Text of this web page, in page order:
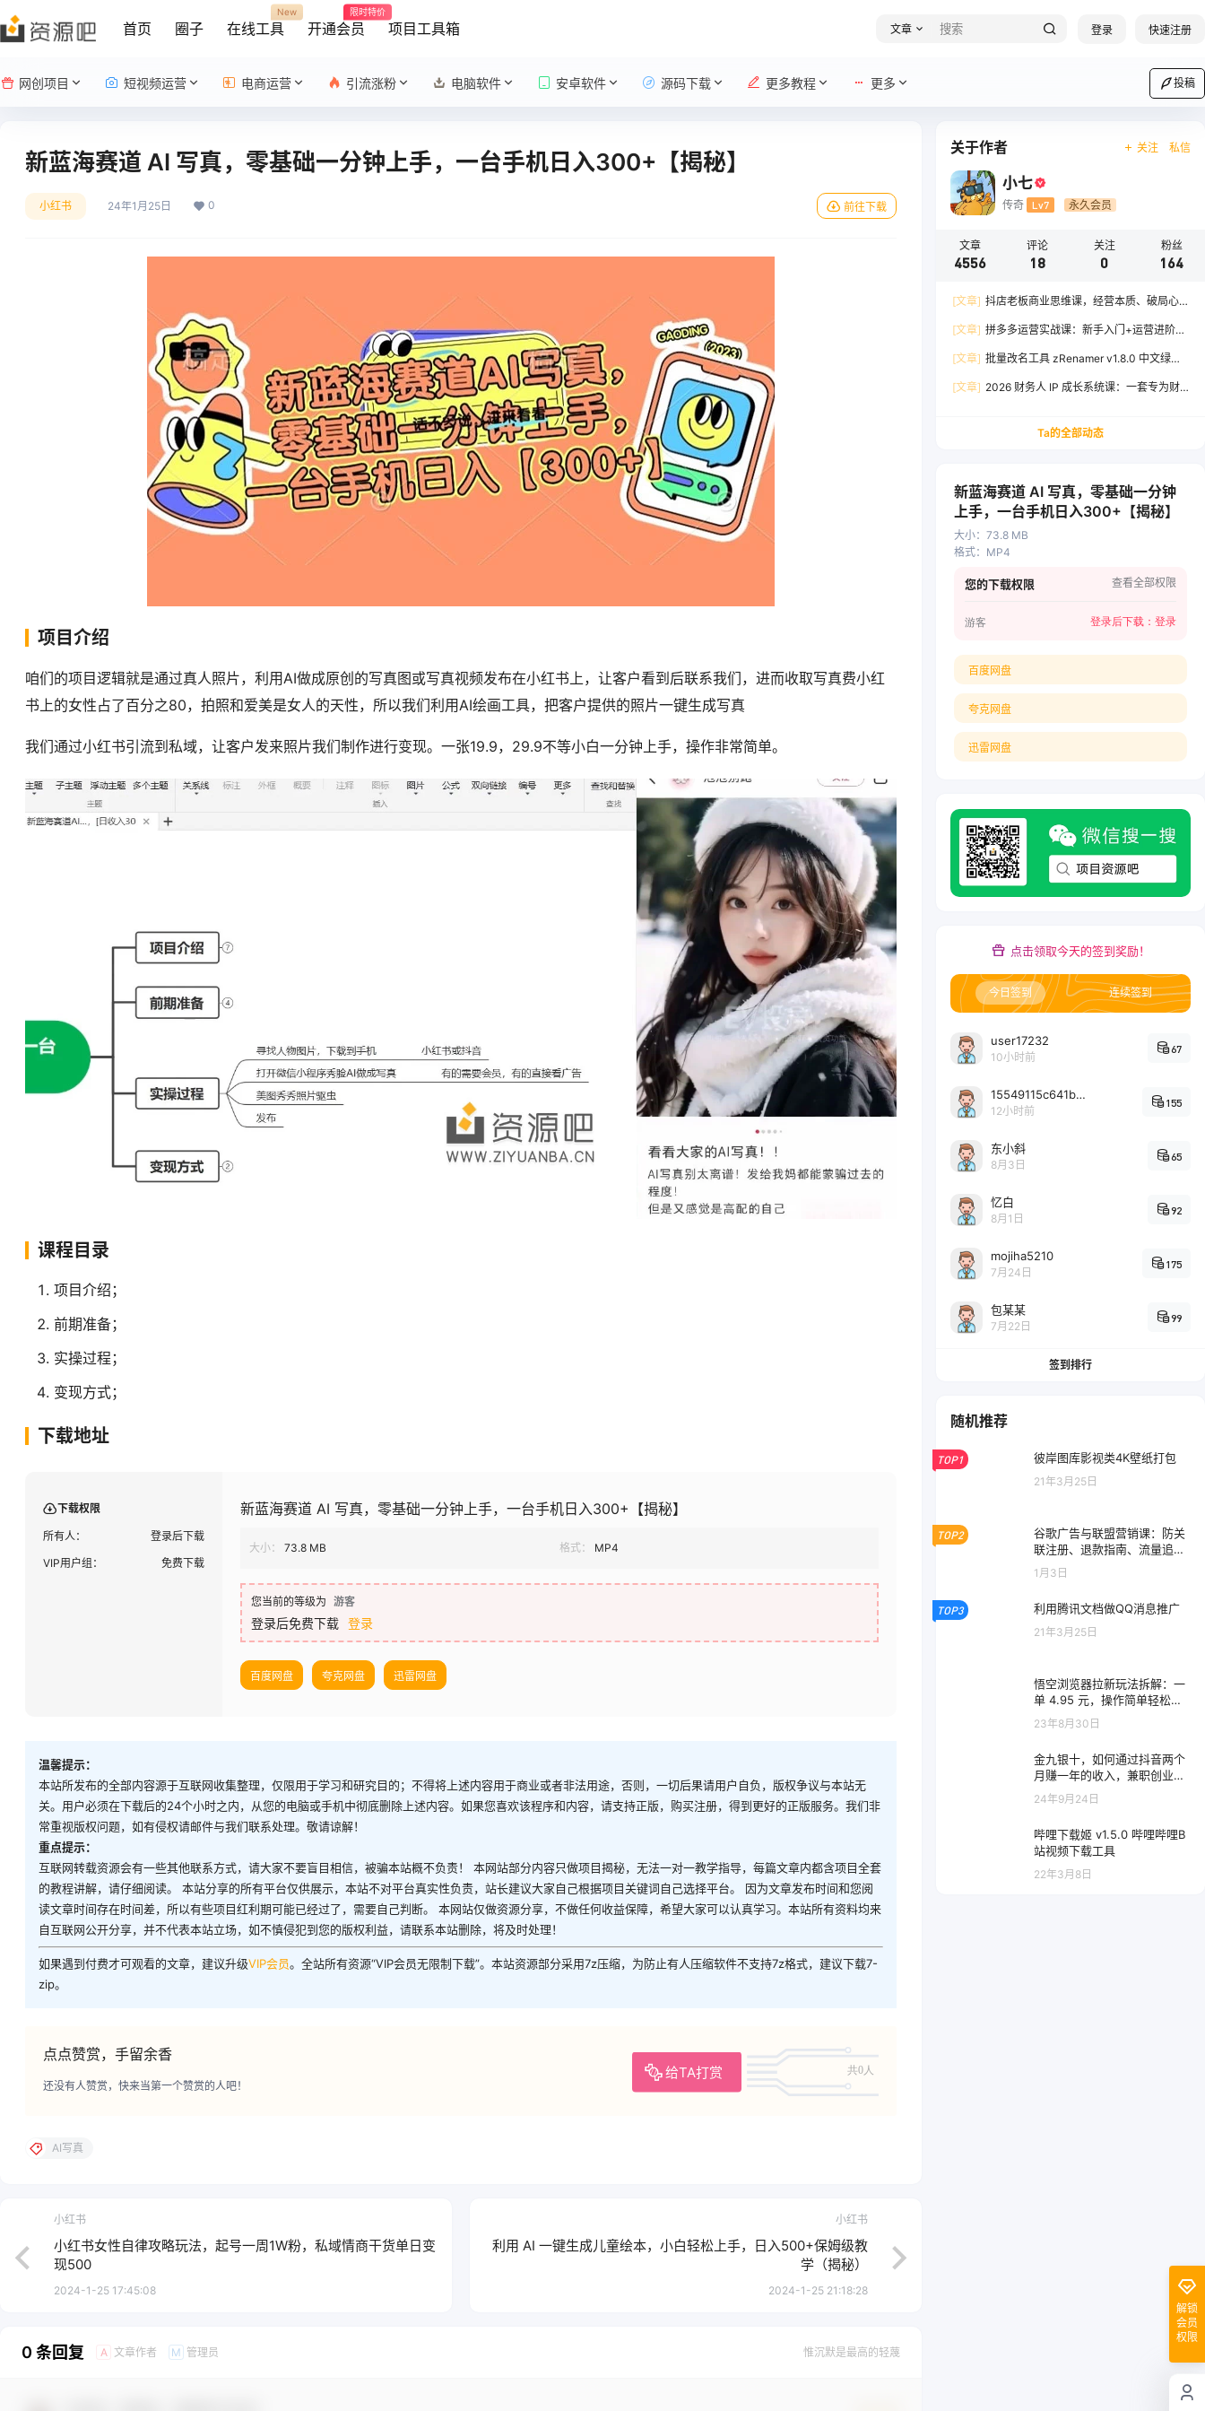
首页 圈子 在线工具
New
开通会员
限时特价
项目工具箱 文章 登录 快速注册
网创项目 短视频运营 电商运营 引流涨粉 电脑软件 安卓软件 源码下载 更多教程 更多 投稿
新蓝海赛道 AI 写真，零基础一分钟上手，一台手机日入300+【揭秘】
小红书 24年1月25日 0 前往下载
项目介绍
咱们的项目逻辑就是通过真人照片，利用AI做成原创的写真图或写真视频发布在小红书上，让客户看到后联系我们，进而收取写真费小红
书上的女性占了百分之80，拍照和爱美是女人的天性，所以我们利用AI绘画工具，把客户提供的照片一键生成写真
我们通过小红书引流到私域，让客户发来照片我们制作进行变现。一张19.9，29.9不等小白一分钟上手，操作非常简单。
课程目录
项目介绍；
前期准备；
实操过程；
变现方式；
下载地址
下载权限
所有人：
登录后下载
VIP用户组：
免费下载
新蓝海赛道 AI 写真，零基础一分钟上手，一台手机日入300+【揭秘】
大小： 73.8 MB 格式： MP4
您当前的等级为 游客
登录后免费下载 登录
百度网盘 夸克网盘 迅雷网盘
温馨提示：
本站所发布的全部内容源于互联网收集整理，仅限用于学习和研究目的；不得将上述内容用于商业或者非法用途，否则，一切后果请用户自负，版权争议与本站无
关。用户必须在下载后的24个小时之内，从您的电脑或手机中彻底删除上述内容。如果您喜欢该程序和内容，请支持正版，购买注册，得到更好的正版服务。我们非
常重视版权问题，如有侵权请邮件与我们联系处理。敬请谅解！
重点提示：
互联网转载资源会有一些其他联系方式，请大家不要盲目相信，被骗本站概不负责！ 本网站部分内容只做项目揭秘，无法一对一教学指导，每篇文章内都含项目全套
的教程讲解，请仔细阅读。 本站分享的所有平台仅供展示，本站不对平台真实性负责，站长建议大家自己根据项目关键词自己选择平台。 因为文章发布时间和您阅
读文章时间存在时间差，所以有些项目红利期可能已经过了，需要自己判断。 本网站仅做资源分享，不做任何收益保障，希望大家可以认真学习。本站所有资料均来
自互联网公开分享，并不代表本站立场，如不慎侵犯到您的版权利益，请联系本站删除，将及时处理！
如果遇到付费才可观看的文章，建议升级VIP会员。全站所有资源“VIP会员无限制下载”。本站资源部分采用7z压缩，为防止有人压缩软件不支持7z格式，建议下载7-
zip。
点点赞赏，手留余香
给TA打赏 共0人
还没有人赞赏，快来当第一个赞赏的人吧！
AI写真
小红书
小红书女性自律攻略玩法，起号一周1W粉，私域情商干货单日变
现500
2024-1-25 17:45:08
小红书
利用 AI 一键生成儿童绘本，小白轻松上手，日入500+保姆级教
学（揭秘）
2024-1-25 21:18:28
0 条回复 A 文章作者 M 管理员 惟沉默是最高的轻蔑
关于作者 关注 私信
小七
传奇 Lv7 永久会员
文章
4556
评论
18
关注
0
粉丝
164
[文章] 抖店老板商业思维课，经营本质、破局心
增
[文章] 拼多多运营实战课：新手入门+运营进阶、
出百单
[文章] 批量改名工具 zRenamer v1.8.0 中文绿色
[文章] 2026 财务人 IP 成长系统课：一套专为财
Ta的全部动态
新蓝海赛道 AI 写真，零基础一分钟
上手，一台手机日入300+【揭秘】
大小： 73.8 MB
格式： MP4
您的下载权限 查看全部权限
游客 登录后下载： 登录
百度网盘
夸克网盘
迅雷网盘
点击领取今天的签到奖励！
今日签到 连续签到
user17232
10小时前
67
15549115c641bc6524e64d1d800349ec7396
12小时前
155
东小斜
8月3日
65
忆白
8月1日
92
mojiha5210
7月24日
175
包某某
7月22日
99
签到排行
随机推荐
TOP1 彼岸图库影视类4K壁纸打包
21年3月25日
TOP2
谷歌广告与联盟营销课：防关
联注册、退款指南、流量追
踪，全链路实战
1月3日
TOP3 利用腾讯文档做QQ消息推广
21年3月25日
悟空浏览器拉新玩法拆解：一
单 4.95 元，操作简单轻松日
入过千
23年8月30日
金九银十，如何通过抖音两个
月赚一年的收入，兼职创业闷
声赚钱，捡钱时机速度搞起
24年9月24日
哔哩下载姬 v1.5.0 哔哩哔哩B
站视频下载工具
22年3月8日
解锁
会员
权限